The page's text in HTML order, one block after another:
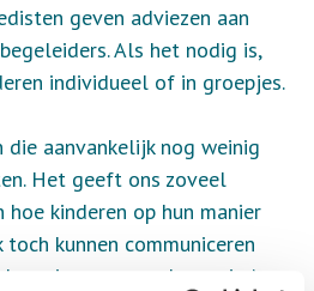
geven adviezen aan
Als het nodig is,
individueel of in groepjes.
die aanvankelijk nog weinig
Het geeft ons zoveel
kinderen op hun manier
kunnen communiceren
eigen passende manier’,